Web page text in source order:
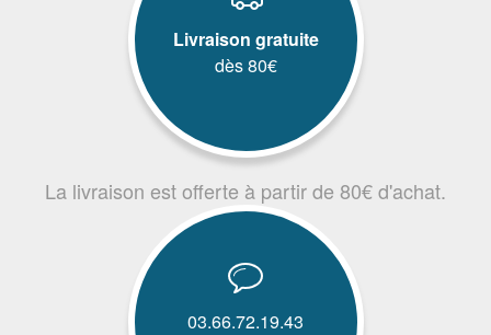
Livraison gratuite
dès 80€
La livraison est offerte à partir de 80€ d'achat.
03.66.72.19.43